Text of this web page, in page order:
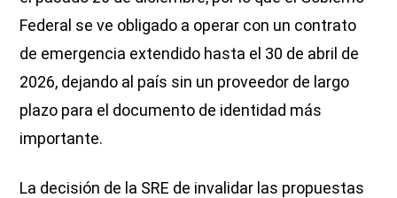
Federal se ve obligado a operar con un contrato
de emergencia extendido hasta el 30 de abril de
2026, dejando al país sin un proveedor de largo
plazo para el documento de identidad más
importante.
La decisión de la SRE de invalidar las propuestas